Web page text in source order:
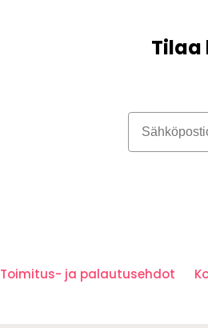
Tilaa
Toimitus- ja palautusehdot